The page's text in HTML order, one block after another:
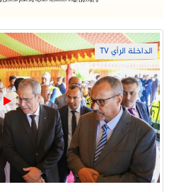
الداخلة الرأي TV